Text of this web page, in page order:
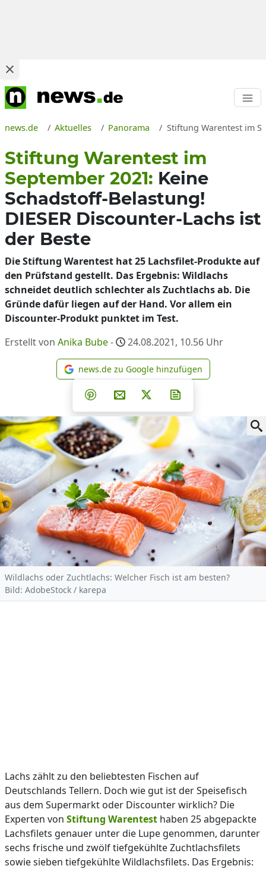
news.de Aktuelles Panorama Stiftung Warentest im
Stiftung Warentest im
September 2021: Keine
Schadstoff-Belastung!
DIESER Discounter-Lachs ist
der Beste
Die Stiftung Warentest hat 25 Lachsfilet-Produkte auf
den Prüfstand gestellt. Das Ergebnis: Wildlachs
schneidet deutlich schlechter als Zuchtlachs ab. Die
Gründe dafür liegen auf der Hand. Vor allem ein
Discounter-Produkt punktet im Test.
Erstellt von Anika Bube- 24.08.2021, 10.56 Uhr
news.de zu Google
news.de zu Google hinzufügen
Teilen auf Facebook
Teilen auf Whatsapp
Teilen auf Telegram
Teilen auf Pinterest
Per E-Mail teilen
Post auf X
Wildlachs oder Zuchtlachs: Welcher Fisch ist am besten?
Bild: AdobeStock / karepa
Lachs zählt zu den beliebtesten Fischen auf
Deutschlands Tellern. Doch wie gut ist der Speisefisch
aus dem Supermarkt oder Discounter wirklich? Die
Experten von Stiftung Warentest haben 25 abgepackte
Lachsfilets genauer unter die Lupe genommen, darunter
sechs frische und zwölf tiefgekühlte Zuchtlachsfilets
sowie sieben tiefgekühlte Wildlachsfilets. Das Ergebnis: